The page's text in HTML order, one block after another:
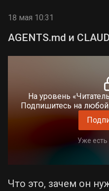
18 мая 10:31
AGENTS.md и
На уровень
Подпишитесь на
Уже есть
Что это, зачем он